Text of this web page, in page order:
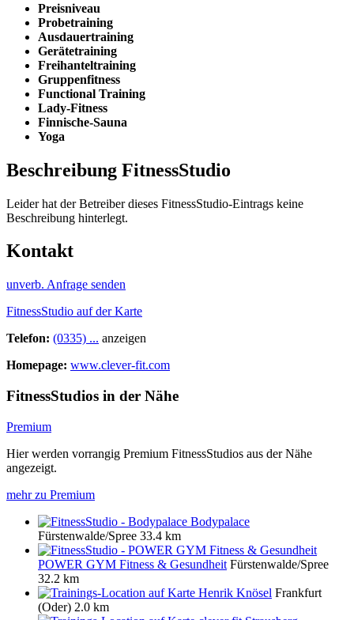
Preisniveau
Probetraining
Ausdauertraining
Gerätetraining
Freihanteltraining
Gruppenfitness
Functional Training
Lady-Fitness
Finnische-Sauna
Yoga
Beschreibung FitnessStudio
Leider hat der Betreiber dieses FitnessStudio-Eintrags keine
Beschreibung hinterlegt.
Kontakt
unverb. Anfrage senden
FitnessStudio auf der Karte
Telefon: (0335) ... anzeigen
Homepage: www.clever-fit.com
FitnessStudios in der Nähe
Premium
Hier werden vorrangig Premium FitnessStudios aus der Nähe
angezeigt.
mehr zu Premium
Bodypalace
Fürstenwalde/Spree 33.4 km
POWER GYM Fitness & Gesundheit Fürstenwalde/Spree
32.2 km
Henrik Knösel Frankfurt
(Oder) 2.0 km